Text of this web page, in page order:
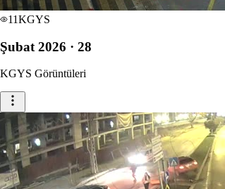
11KGYS
Şubat 2026 · 28
KGYS Görüntüleri